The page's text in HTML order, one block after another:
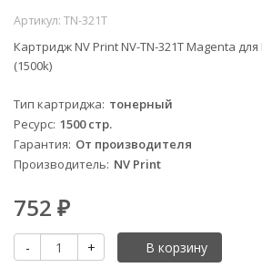
Артикул: TN-321T
Картридж NV Print NV-TN-321T Magenta для
(1500k)
Тип картриджа тонерный
Ресурс 1500 стр.
Гарантия От производителя
Производитель NV Print
752 ₽
- + В корзину